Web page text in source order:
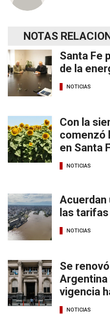
NOTAS
Santa Fe
de la
NOTICIAS
Con la
comenzó
en Santa
NOTICIAS
Acuerdan
las
NOTICIAS
Se
Argentina
vigencia
NOTICIAS